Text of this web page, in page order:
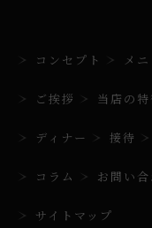
コンセプト メ
ご挨拶 当店の特
ディナー 接待
コラム お問い合
サイトマップ